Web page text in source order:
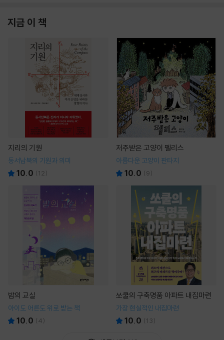
지금 이 책
지리의 기원
동서남북의 기원과 의미
10.0 (12)
저주받은 고양이 펠리스
아름다운 고양이 판타지
10.0 (9)
밤의 교실
아이도 어른도 위로 받는 책
10.0 (4)
쏘쿨의 구축명품 아파트 내집마련
가장 현실적인 내집마련
10.0 (13)